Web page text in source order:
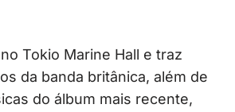
Tokio Marine Hall e traz
da banda britânica, além de
do álbum mais recente,